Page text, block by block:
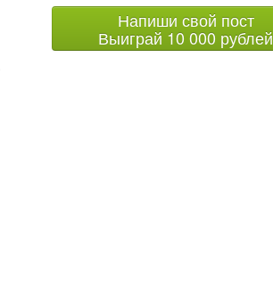
Напиши свой пост
Выиграй 10 000 рублей